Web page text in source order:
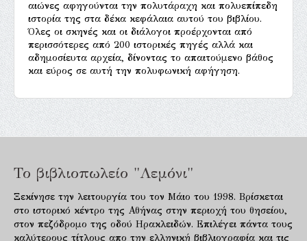
αιώνες αφηγούνται την πολυτάραχη και πολυεπίπεδη
ιστορία της στα δέκα κεφάλαια αυτού του βιβλίου.
Όλες οι σκηνές και οι διάλογοι προέρχονται από
περισσότερες από 200 ιστορικές πηγές αλλά και
αδημοσίευτα αρχεία, δίνοντας το απαιτούμενο βάθος
και εύρος σε αυτή την πολυφωνική αφήγηση.
Το βιβλιοπωλείο "Λεμόνι"
Ξεκίνησε την λειτουργία του τον Μάιο του 1998. Βρίσκεται
στο ιστορικό κέντρο της Αθήνας στην περιοχή του θησείου,
στον πεζόδρομο της οδού Ηρακλειδών. Επιλέγει πάντα τους
καλύτερους τίτλους απο την ελληνική βιβλιογραφία και τις